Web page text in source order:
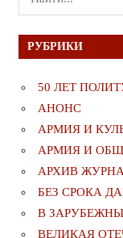
для:
РУБРИКИ
50 ЛЕТ
АНОНС
АРМИЯ И
АРМИЯ И
АРХИВ
БЕЗ СРОКА
В
ВЕЛИКАЯ